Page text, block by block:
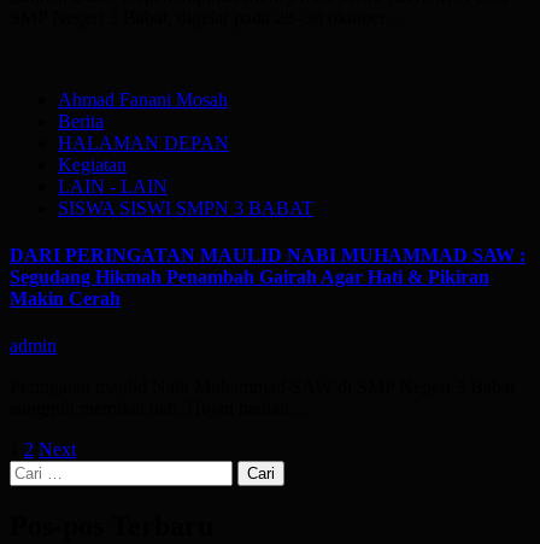
Ahmad Fanani Mosah
Berita
HALAMAN DEPAN
Kegiatan
LAIN - LAIN
SISWA SISWI SMPN 3 BABAT
DARI PERINGATAN MAULID NABI MUHAMMAD SAW :
Segudang Hikmah Penambah Gairah Agar Hati & Pikiran
Makin Cerah
admin
Paginasi
pos
2 Next
Cari
untuk: